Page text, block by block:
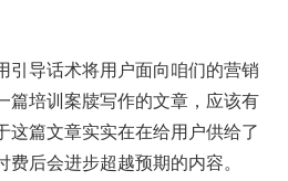
引导话术将用户面向咱们的营销
篇培训案牍写作的文章，应该有
这篇文章实实在在给用户供给了
后会进步超越预期的内容。